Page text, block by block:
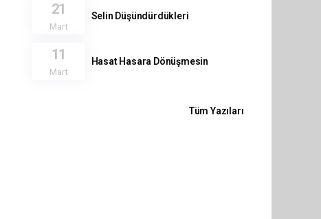
21
Mart
Selin Düşündürdükleri
11
Mart
Hasat Hasara Dönüşmesin
Tüm Yazıları